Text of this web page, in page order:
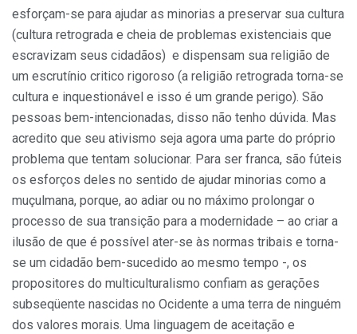
esforçam-se para ajudar as minorias a preservar sua cultura
(cultura retrograda e cheia de problemas existenciais que
escravizam seus cidadãos) e dispensam sua religião de
um escrutínio critico rigoroso (a religião retrograda torna-se
cultura e inquestionável e isso é um grande perigo). São
pessoas bem-intencionadas, disso não tenho dúvida. Mas
acredito que seu ativismo seja agora uma parte do próprio
problema que tentam solucionar. Para ser franca, são fúteis
os esforços deles no sentido de ajudar minorias como a
muçulmana, porque, ao adiar ou no máximo prolongar o
processo de sua transição para a modernidade – ao criar a
ilusão de que é possível ater-se às normas tribais e torna-
se um cidadão bem-sucedido ao mesmo tempo -, os
propositores do multiculturalismo confiam as gerações
subseqüente nascidas no Ocidente a uma terra de ninguém
dos valores morais. Uma linguagem de aceitação e